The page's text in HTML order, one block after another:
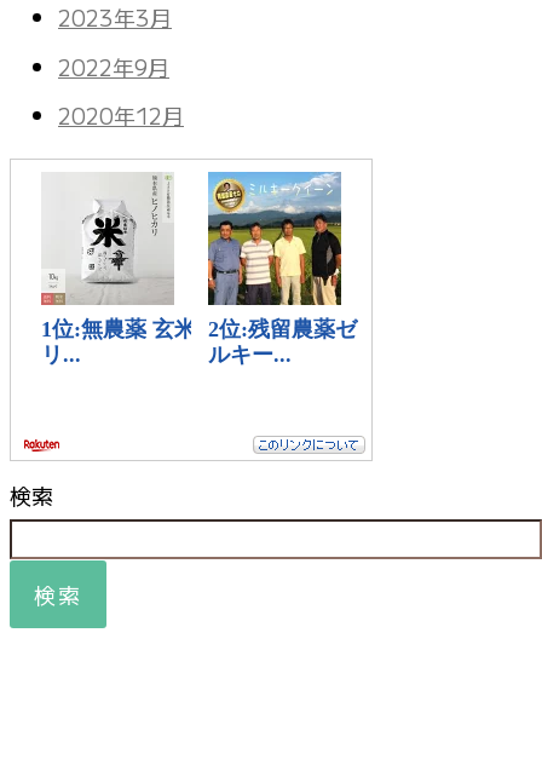
2023年3月
2022年9月
2020年12月
検索
検索